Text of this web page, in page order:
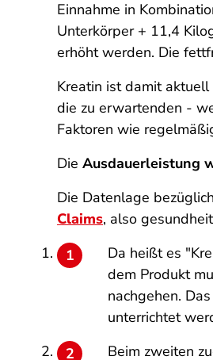
Einnahme in
Unterkörper + 11,4
erhöht werden. Die
Kreatin ist damit
die zu erwartenden -
Faktoren wie
Die Ausdauerleistung
Die Datenlage
Claims, also
Da heißt es
dem Produkt
nachgehen.
unterrichtet
Beim zweiten